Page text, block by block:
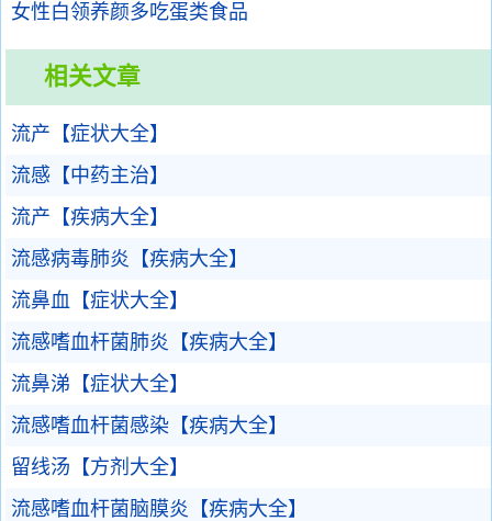
女性白领养颜多吃蛋类食品
相关文章
流产【症状大全】
流感【中药主治】
流产【疾病大全】
流感病毒肺炎【疾病大全】
流鼻血【症状大全】
流感嗜血杆菌肺炎【疾病大全】
流鼻涕【症状大全】
流感嗜血杆菌感染【疾病大全】
留线汤【方剂大全】
流感嗜血杆菌脑膜炎【疾病大全】